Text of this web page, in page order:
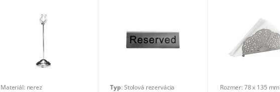
Materiál: nerez
Typ: Stolová rezervácia
Rozmer: 78 x 135 mm